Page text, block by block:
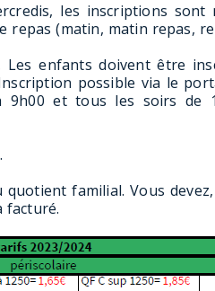
les inscriptions
(matin, matin repas,
enfants doivent être
possible via le
9h00 et tous les soirs
familial. Vous
facturé.